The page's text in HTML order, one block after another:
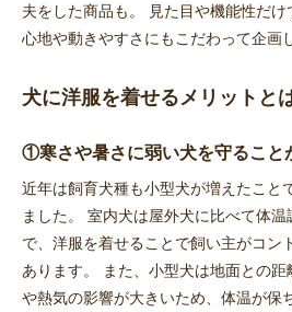
夫をした商品も。 見た目や機能性だ
心地や動きやすさにもこだわって企画
犬に洋服を着せるメリットと
①寒さや暑さに弱い犬を守ること
近年は飼育犬種も小型犬が増えたこと
ました。 室内犬は屋外犬に比べて体
で、洋服を着せることで飼い主がコン
あります。 また、小型犬は地面との
や熱気の影響が大きいため、体温が保